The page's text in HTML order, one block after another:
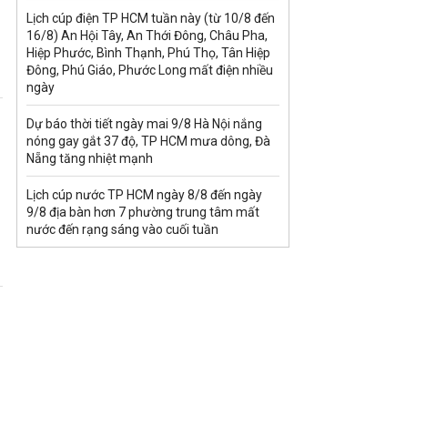
Lịch cúp điện TP HCM tuần này (từ 10/8 đến
16/8) An Hội Tây, An Thới Đông, Châu Pha,
Hiệp Phước, Bình Thạnh, Phú Thọ, Tân Hiệp
Đông, Phú Giáo, Phước Long mất điện nhiều
ngày
Dự báo thời tiết ngày mai 9/8 Hà Nội nắng
nóng gay gắt 37 độ, TP HCM mưa dông, Đà
Nẵng tăng nhiệt mạnh
Lịch cúp nước TP HCM ngày 8/8 đến ngày
9/8 địa bàn hơn 7 phường trung tâm mất
nước đến rạng sáng vào cuối tuần